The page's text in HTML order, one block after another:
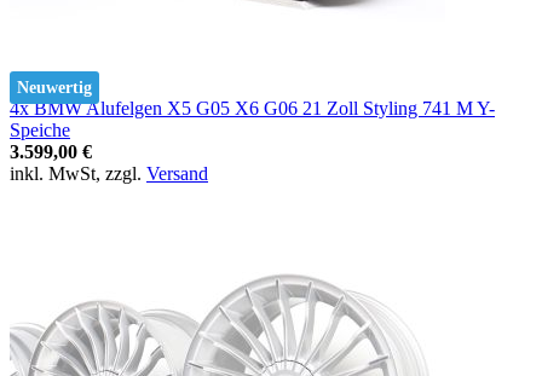
Neuwertig
4x BMW Alufelgen X5 G05 X6 G06 21 Zoll Styling 741 M Y-
Speiche
3.599,00 €
inkl. MwSt, zzgl. Versand